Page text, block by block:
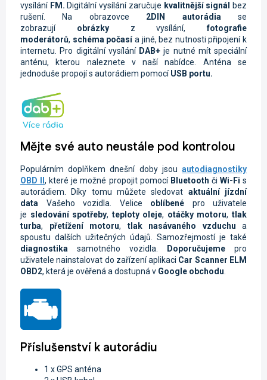
vysílání FM. Digitální vysílání zaručuje kvalitnější signál
bez
rušení. Na obrazovce 2DIN autorádiase
zobrazují obrázkyz vysílání,fotografie
moderátorů, schéma počasía jiné, bez nutnosti připojení k
internetu. Pro digitální vysílání DAB+ je nutné mít speciální
anténu, kterou naleznete v naší nabídce. Anténa se
jednoduše propojí s autorádiem pomocíUSB portu.
Mějte své auto neustále pod kontrolou
Populárním doplňkem dnešní doby jsou autodiagnostiky
OBD II, které je možné propojit pomocí Bluetooth či Wi-Fi s
autorádiem. Díky tomu můžete sledovat aktuální jízdní
data Vašeho vozidla. Velice oblíbené pro uživatele
je sledování spotřeby, teploty oleje, otáčky motoru,tlak
turba, přetížení motoru, tlak nasávaného vzduchu a
spoustu dalších užitečných údajů. Samozřejmostí je také
diagnostika samotného vozidla. Doporučujeme pro
uživatele nainstalovat do zařízení aplikaci Car Scanner ELM
OBD2, která je ověřená a dostupná v Google obchodu
Příslušenství k autorádiu
1 x GPS anténa